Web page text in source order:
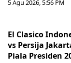
5 Agu 2026, 5:56 PM
El Clasico
vs Persija
Piala Presiden